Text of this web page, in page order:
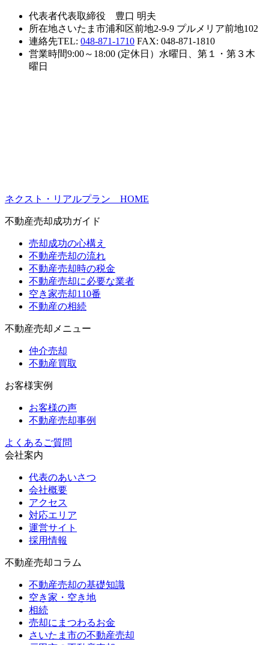
代表者代表取締役 豊口 明夫
所在地さいたま市浦和区前地2-9-9 プルメリア前地102
連絡先TEL: 048-871-1710 FAX: 048-871-1810
営業時間9:00～18:00 (定休日）水曜日、第１・第３木
曜日
ネクスト・リアルプラン HOME
不動産売却成功ガイド
売却成功の心構え
不動産売却の流れ
不動産売却時の税金
不動産売却に必要な業者
空き家売却110番
不動産の相続
不動産売却メニュー
仲介売却
不動産買取
お客様実例
お客様の声
不動産売却事例
よくあるご質問
会社案内
代表のあいさつ
会社概要
アクセス
対応エリア
運営サイト
採用情報
不動産売却コラム
不動産売却の基礎知識
空き家・空き地
相続
売却にまつわるお金
さいたま市の不動産売却